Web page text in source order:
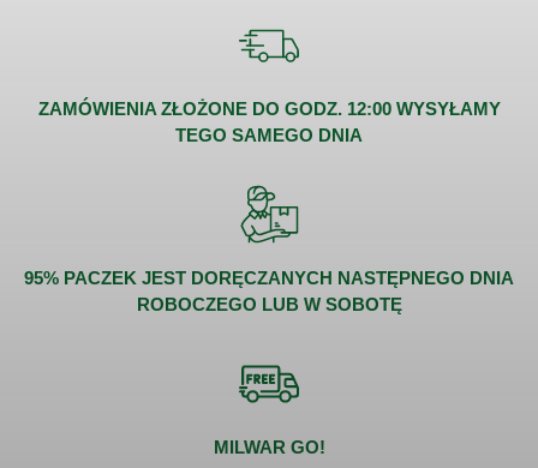
ZAMÓWIENIA ZŁOŻONE DO GODZ. 12:00 WYSYŁAMY
TEGO SAMEGO DNIA
95% PACZEK JEST DORĘCZANYCH NASTĘPNEGO DNIA
ROBOCZEGO LUB W SOBOTĘ
MILWAR GO!